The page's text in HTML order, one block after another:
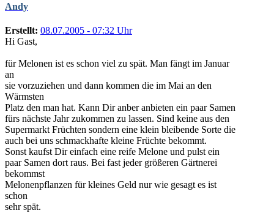
Andy
Erstellt: 08.07.2005 - 07:32 Uhr
Hi Gast,
für Melonen ist es schon viel zu spät. Man fängt im Januar
an
sie vorzuziehen und dann kommen die im Mai an den
Wärmsten
Platz den man hat. Kann Dir anber anbieten ein paar Samen
fürs nächste Jahr zukommen zu lassen. Sind keine aus den
Supermarkt Früchten sondern eine klein bleibende Sorte die
auch bei uns schmackhafte kleine Früchte bekommt.
Sonst kaufst Dir einfach eine reife Melone und pulst ein
paar Samen dort raus. Bei fast jeder größeren Gärtnerei
bekommst
Melonenpflanzen für kleines Geld nur wie gesagt es ist
schon
sehr spät.